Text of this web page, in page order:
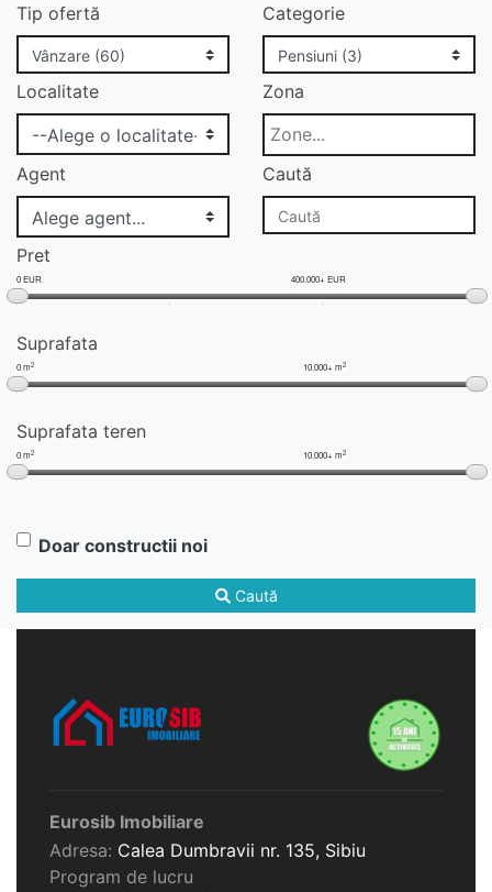
Tip ofertă Categorie
Localitate Zona
Agent Caută
Pret
0 EUR 400.000+ EUR
Suprafata
0 m2 10.000+ m2
Suprafata teren
0 m2 10.000+ m2
Doar constructii noi
Caută
Eurosib Imobiliare
Adresa: Calea Dumbravii nr. 135, Sibiu
Program de lucru